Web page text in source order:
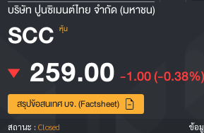
บริษัท ปูนซิเมนต์ไทย จำกัด (มหาชน)
SCC หุ้น
259.00 -1.00(-0.38%)
สรุปข้อสนเทศ บจ. (Factsheet)
สถานะ : Closed ข้อ